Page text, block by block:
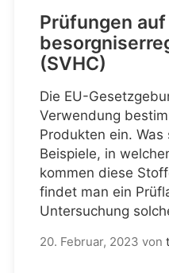
Prüfungen auf
(SVHC)
Die EU-
Verwendung
Produkten ein.
Beispiele, in
kommen diese
findet man ein
Untersuchung
20. Februar, 2023 von